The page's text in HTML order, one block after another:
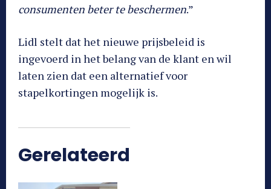
consumenten beter te beschermen.”
Lidl stelt dat het nieuwe prijsbeleid is
ingevoerd in het belang van de klant en wil
laten zien dat een alternatief voor
stapelkortingen mogelijk is.
Gerelateerd